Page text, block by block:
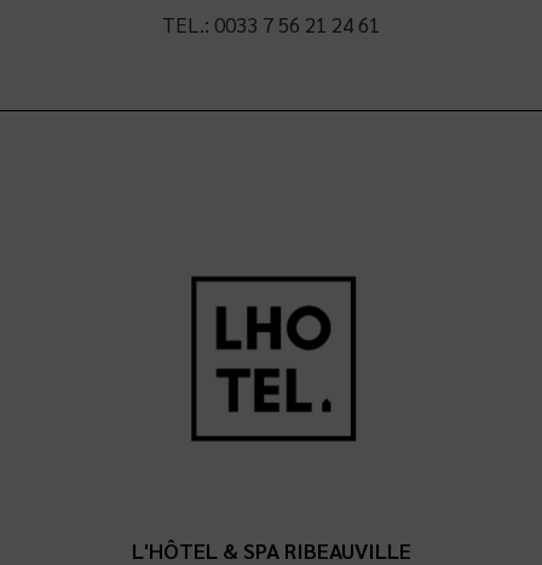
TEL.: 0033 7 56 21 24 61
L'HÔTEL & SPA RIBEAUVILLE